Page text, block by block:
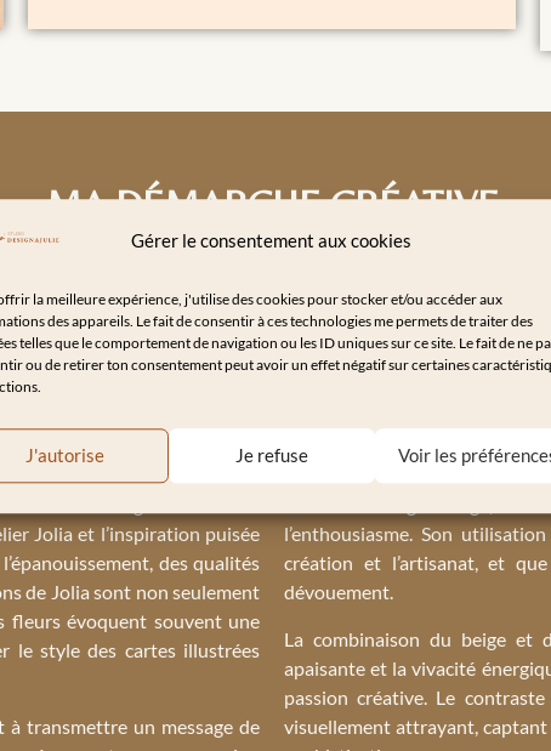
Gérer le consentement aux cookies
la meilleure expérience, j'utilise des cookies pour stocker et/ou accéder aux
des appareils. Le fait de consentir à ces technologies me permets de traiter des
telles que le comportement de navigation ou les ID uniques sur ce site. Le fait de ne
ou de retirer ton consentement peut avoir un effet négatif sur certaines
J'autorise Je refuse Voir les
MA DÉMARCHE CRÉATIVE
personnelle, artisanale et
de cartes illustréesmet dans
de ses créations. De plus,
ce qui peut aider à créer une
En intégrant une fleur
Jolia et l’inspiration puisée
des qualités
de Jolia sont non seulement
fleurs évoquent souvent une
le style des cartes illustrées
à transmettre un message de
Symbolique des couleurs :
Le beige, couleur neutre
l’atelier valorise la beauté
accueillante crée une
mariant bien avec d’autres
suggérant que leurs cartes
La couleur rouge orangé, vive
l’enthousiasme. Son
création et l’artisanat, et
dévouement.
La combinaison du beige et
apaisante et la vivacité
passion créative. Le
visuellement attrayant, captant